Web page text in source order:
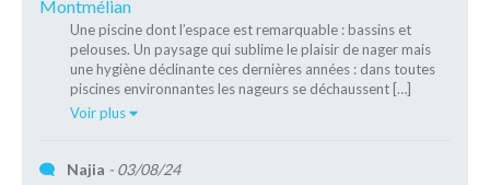
Montmélian
Une piscine dont l’espace est remarquable : bassins et
pelouses. Un paysage qui sublime le plaisir de nager mais
une hygiène déclinante ces dernières années : dans toutes
piscines environnantes les nageurs se déchaussent […]
Voir plus
Najia - 03/08/24